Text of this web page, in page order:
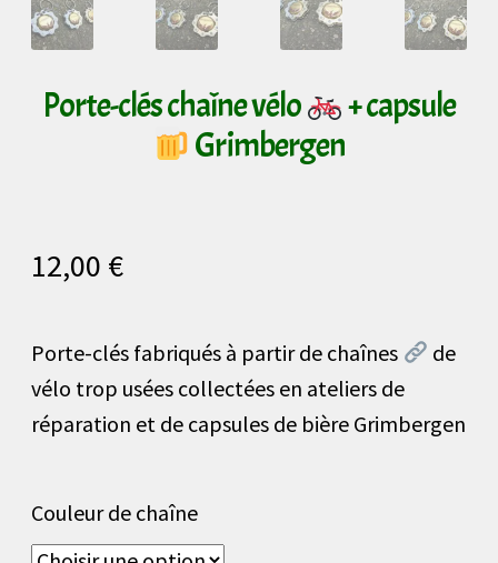
Porte-clés chaîne vélo
+ capsule
Grimbergen
12,00 €
Porte-clés fabriqués à partir de chaînes
de
vélo trop usées collectées en ateliers de
réparation et de capsules de bière Grimbergen
Couleur de chaîne